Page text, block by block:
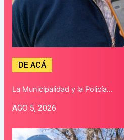
DE ACÁ
La Municipalidad y la Policía…
AGO 5, 2026